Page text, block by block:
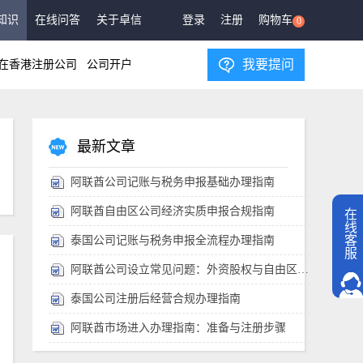
登录 注册 购物车 0
识 在线问答 关于卓信
香港注册公司 公司开户 我要提问
最新文章
阿联酋公司记账与税务申报基础办理指南
阿联酋自由区公司经济实质申报合规指南
泰国公司记账与税务申报全流程办理指南
阿联酋公司设立常见问题：外资股权与自由区选择
泰国公司注册后经营合规办理指南
阿联酋市场进入办理指南：准备与注册步骤
在
线
客
服